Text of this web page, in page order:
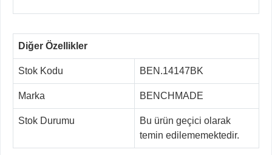
Diğer Özellikler
Stok Kodu BEN.14147BK
Marka BENCHMADE
Stok Durumu
Bu ürün geçici olarak
temin edilememektedir.